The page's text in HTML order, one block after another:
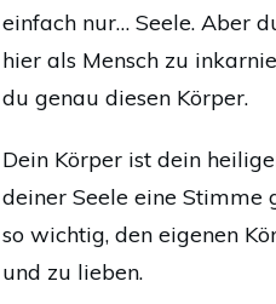
einfach nur… Seele. Aber
hier als Mensch zu
du genau diesen Körper.
Dein Körper ist dein
deiner Seele eine Stimme
so wichtig, den eigenen
und zu lieben.